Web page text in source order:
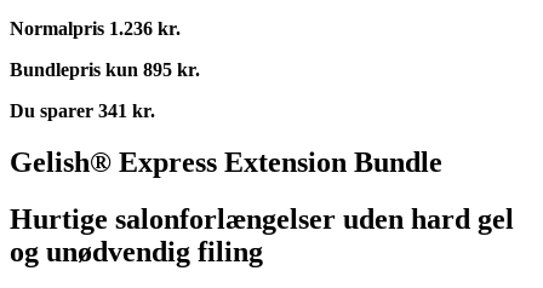
Normalpris 1.236 kr.
Bundlepris kun 895 kr.
Du sparer 341 kr.
Gelish® Express Extension Bundle
Hurtige salonforlængelser uden hard gel
og unødvendig filing